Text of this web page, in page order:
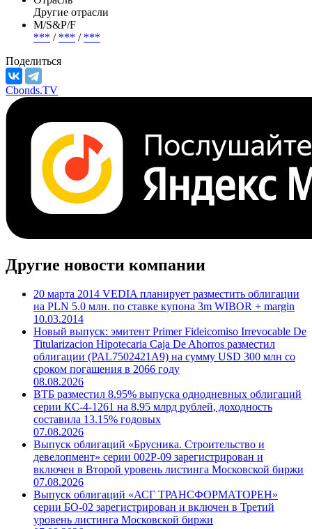
Другие отрасли
М/S&P/F
*** / *** / ***
Поделиться
Cbonds.TV
Другие новости компании
20 марта 2014 VEDIA планирует разместить облигации
на PLN 5.0 млн. по ставке купона 3m WIBOR + margin
10.03.2014
Новый выпуск: эмитент Primer Fideicomiso Irrevocable De
Titularizacion Hipotecaria Caja De Ahorros разместил
облигации (PAL7502421A9) на сумму USD 300 млн со
сроком погашения в 2066 году
08.08.2026
ВТБ разместил 8.95% выпуска однодневных облигаций
серии КС-4-1261 на 8.95 млрд рублей, доходность
составила 13.15% годовых
07.08.2026
Выпуск облигаций «Брусника. Строительство и
девелопмент» серии 002Р-09 зарегистрирован и
включен в Второй уровень листинга Московской биржи
07.08.2026
Выпуск облигаций «АСГ ТРАНСФОРМАТОРЕН»
серии БО-02 зарегистрирован и включен в Третий
уровень листинга Московской биржи